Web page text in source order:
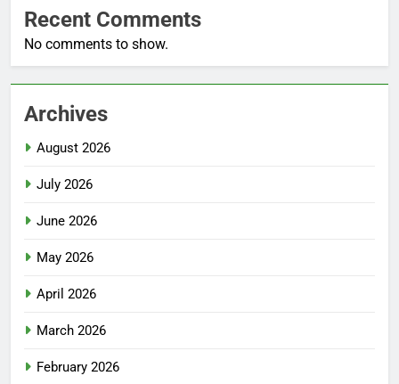
Recent Comments
No comments to show.
Archives
August 2026
July 2026
June 2026
May 2026
April 2026
March 2026
February 2026